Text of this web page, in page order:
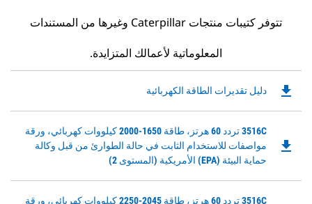
تتوفر كتيبات منتجات Caterpillar وغيرها من المستندات
المعلوماتية لأعمالك المتزايدة.
دليل تقديرات الطاقة الكهربائيةDownloadable
Tab
file_download
3516C تردد 60 هرتز، طاقة 1650-2000 كيلووات كهربائي، ورقة
مواصفات للاستخدام الثابت في حالة الطوارئ من قبل وكالة
حماية البيئة (EPA) الأمريكية (المستوى 2)
Downloadable
PDF
file_download
3516C تردد 60 هرتز، طاقة 2045-2250 كيلووات كهربائي، ورقة
Downloadable